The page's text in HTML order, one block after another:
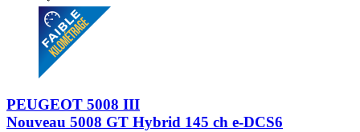
PEUGEOT 5008 III
Nouveau 5008 GT Hybrid 145 ch e-DCS6